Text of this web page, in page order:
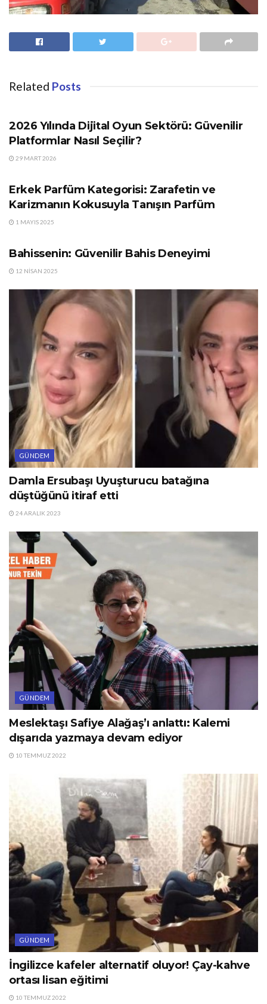
Related Posts
2026 Yılında Dijital Oyun Sektörü: Güvenilir
Platformlar Nasıl Seçilir?
29 MART 2026
Erkek Parfüm Kategorisi: Zarafetin ve
Karizmanın Kokusuyla Tanışın Parfüm
1 MAYIS 2025
Bahissenin: Güvenilir Bahis Deneyimi
12 NISAN 2025
GÜNDEM
Damla Ersubaşı Uyuşturucu batağına
düştüğünü itiraf etti
24 ARALIK 2023
GÜNDEM
Meslektaşı Safiye Alağaş’ı anlattı: Kalemi
dışarıda yazmaya devam ediyor
10 TEMMUZ 2022
GÜNDEM
İngilizce kafeler alternatif oluyor! Çay-kahve
ortası lisan eğitimi
10 TEMMUZ 2022